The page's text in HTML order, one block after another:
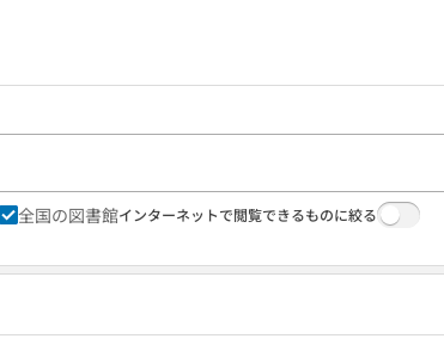
全国の図書館インターネットで閲覧できるものに絞る